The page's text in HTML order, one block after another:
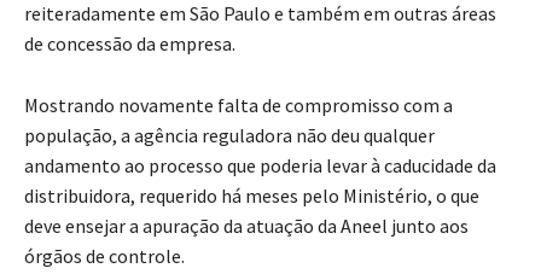
reiteradamente em São Paulo e também em outras áreas
de concessão da empresa.
Mostrando novamente falta de compromisso com a
população, a agência reguladora não deu qualquer
andamento ao processo que poderia levar à caducidade da
distribuidora, requerido há meses pelo Ministério, o que
deve ensejar a apuração da atuação da Aneel junto aos
órgãos de controle.